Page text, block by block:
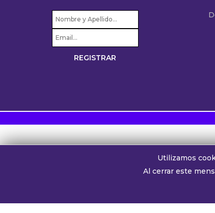
Transmite a través de su
Utilizamos
Al cerrar este